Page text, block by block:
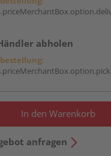
abholen
In den Warenkorb
anfragen